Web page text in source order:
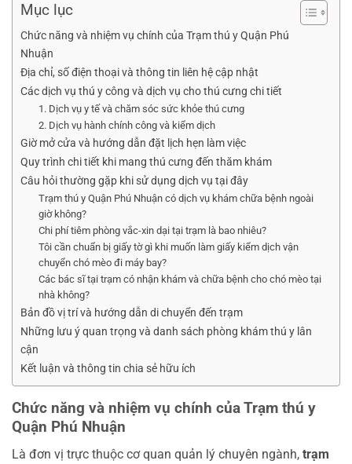
Mục lục
Chức năng và nhiệm vụ chính của Trạm thú y Quận Phú
Nhuận
Địa chỉ, số điện thoại và thông tin liên hệ cập nhật
Các dịch vụ thú y công và dịch vụ cho thú cưng chi tiết
1. Dịch vụ y tế và chăm sóc sức khỏe thú cưng
2. Dịch vụ hành chính công và kiểm dịch
Giờ mở cửa và hướng dẫn đặt lịch hẹn làm việc
Quy trình chi tiết khi mang thú cưng đến thăm khám
Câu hỏi thường gặp khi sử dụng dịch vụ tại đây
Trạm thú y Quận Phú Nhuận có dịch vụ khám chữa bệnh ngoài
giờ không?
Chi phí tiêm phòng vắc-xin dại tại trạm là bao nhiêu?
Tôi cần chuẩn bị giấy tờ gì khi muốn làm giấy kiểm dịch vận
chuyển chó mèo đi máy bay?
Các bác sĩ tại trạm có nhận khám và chữa bệnh cho chó mèo tại
nhà không?
Bản đồ vị trí và hướng dẫn di chuyển đến trạm
Những lưu ý quan trọng và danh sách phòng khám thú y lân
cận
Kết luận và thông tin chia sẻ hữu ích
Chức năng và nhiệm vụ chính của Trạm thú y
Quận Phú Nhuận
Là đơn vị trực thuộc cơ quan quản lý chuyên ngành, trạm